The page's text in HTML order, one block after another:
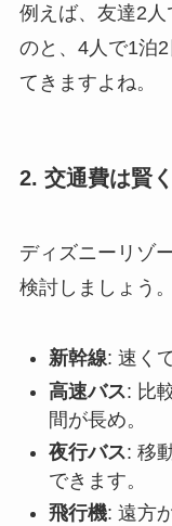
例えば、友達2人
のと、4人で1泊
てきますよね。
2. 交通費は賢
ディズニーリゾ
検討しましょう。
新幹線: 速く
高速バス: 比
間が長め。
夜行バス: 移
できます。
飛行機: 遠方